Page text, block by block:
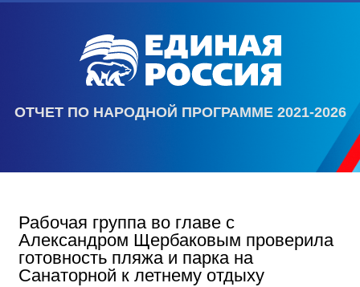
ОТЧЕТ ПО НАРОДНОЙ ПРОГРАММЕ 2021-2026
Рабочая группа во главе с
Александром Щербаковым проверила
готовность пляжа и парка на
Санаторной к летнему отдыху